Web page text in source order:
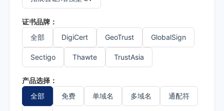
证书品牌：
全部
DigiCert GeoTrust GlobalSign
Sectigo Thawte TrustAsia
产品选择：
全部
免费 单域名 多域名 通配符